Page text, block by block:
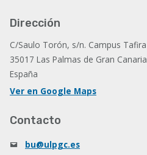
Dirección
C/Saulo Torón, s/n. Campus Tafira
35017 Las Palmas de Gran Canaria
España
Ver en Google Maps
Contacto
bu@ulpgc.es